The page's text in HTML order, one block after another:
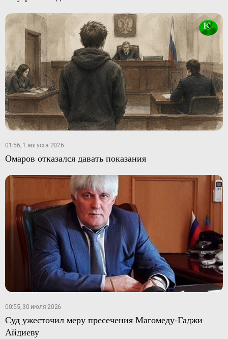
01:56, 1 августа 2026
Омаров отказался давать показания
00:55, 30 июля 2026
Суд ужесточил меру пресечения Магомеду-Гаджи
Айдиеву